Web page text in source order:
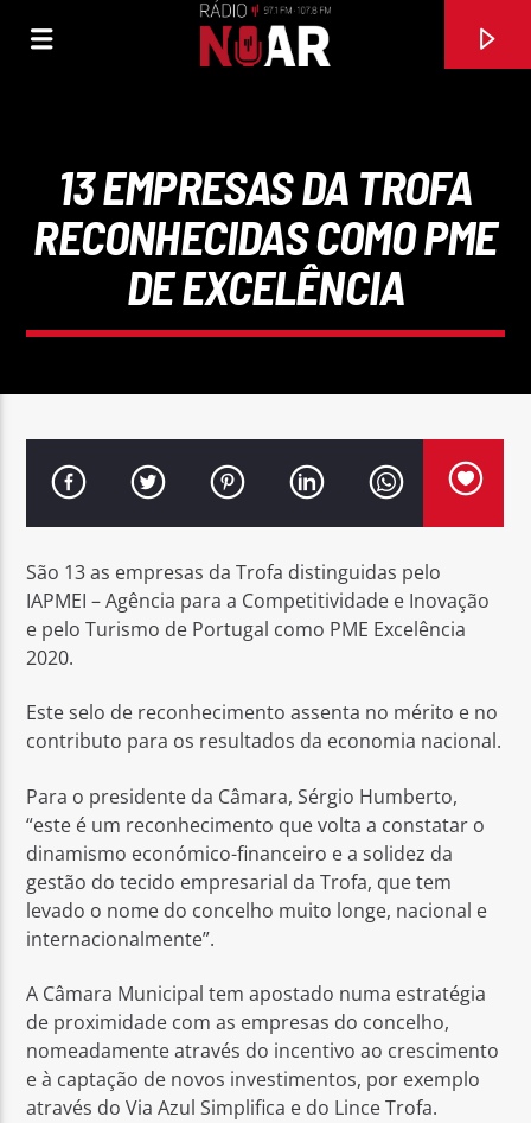
BAILA ME
Rádio No ar
13 EMPRESAS DA TROFA
RECONHECIDAS COMO PME
DE EXCELÊNCIA
São 13 as empresas da Trofa distinguidas pelo
IAPMEI – Agência para a Competitividade e Inovação
e pelo Turismo de Portugal como PME Excelência
2020.
Este selo de reconhecimento assenta no mérito e no
contributo para os resultados da economia nacional.
Para o presidente da Câmara, Sérgio Humberto,
“este é um reconhecimento que volta a constatar o
dinamismo económico-financeiro e a solidez da
gestão do tecido empresarial da Trofa, que tem
levado o nome do concelho muito longe, nacional e
internacionalmente”.
A Câmara Municipal tem apostado numa estratégia
de proximidade com as empresas do concelho,
nomeadamente através do incentivo ao crescimento
e à captação de novos investimentos, por exemplo
através do Via Azul Simplifica e do Lince Trofa.